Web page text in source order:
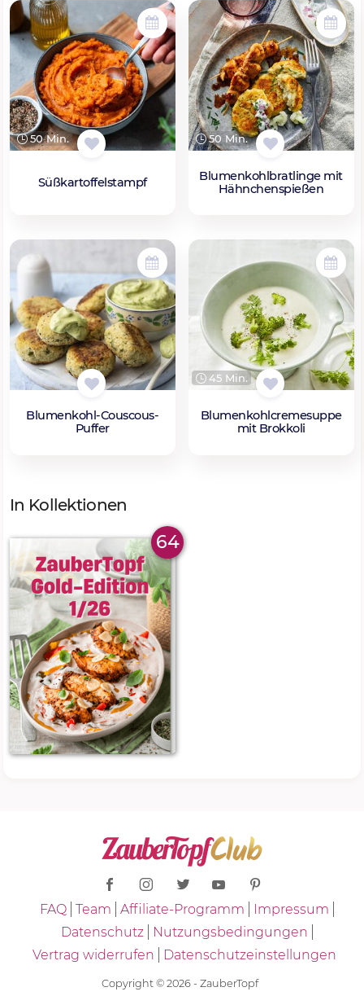
50 Min.
Süßkartoffelstampf
50 Min.
Blumenkohlbratlinge mit
Hähnchenspießen
Blumenkohl-Couscous-
Puffer
45 Min.
Blumenkohlcremesuppe
mit Brokkoli
In Kollektionen
64
FAQ Team Affiliate-Programm
Impressum
Datenschutz
Nutzungsbedingungen
Vertrag widerrufen
Datenschutzeinstellungen
Copyright © 2026 - ZauberTopf